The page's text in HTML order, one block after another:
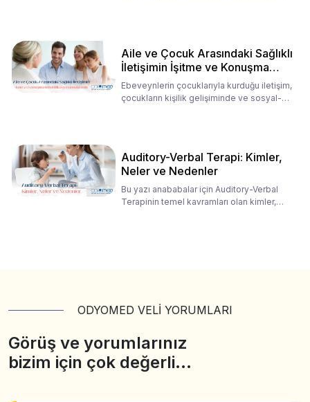
Aile ve Çocuk Arasındaki Sağlıklı
İletişimin İşitme ve Konuşma
Rehabilitasyonundaki Rolü
Ebeveynlerin çocuklarıyla kurduğu iletişim,
çocukların kişilik gelişiminde ve sosyal-
Auditory-Verbal Terapi: Kimler,
Neler ve Nedenler
Bu yazı anababalar için Auditory-Verbal
Terapinin temel kavramları olan kimler,
ODYOMED VELİ YORUMLARI
Görüş ve yorumlarınız
bizim için çok değerli…